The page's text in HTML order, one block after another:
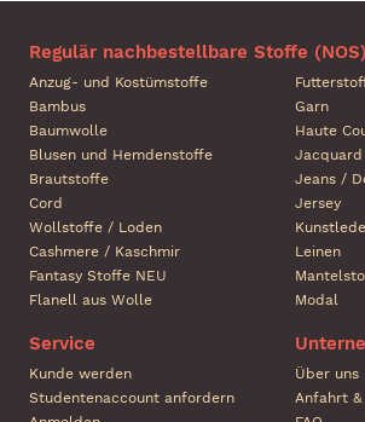
Regulär nachbestellbare Stoffe (NOS)
Anzug- und Kostümstoffe
Bambus
Baumwolle
Blusen und Hemdenstoffe
Brautstoffe
Cord
Wollstoffe / Loden
Cashmere / Kaschmir
Fantasy Stoffe NEU
Flanell aus Wolle
Garn
Haute
Jacquard
Jeans /
Jersey
Leinen
Modal
Service
Kunde werden
Studentenaccount anfordern
Über uns
Anfahrt